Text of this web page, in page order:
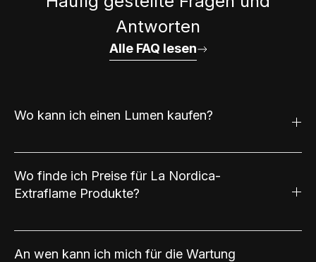
Antworten
Alle FAQ lesen
Wo kann ich einen Lumen kaufen?
Wo finde ich Preise für La Nordica-
Extraflame Produkte?
An wen kann ich mich für die Wartung